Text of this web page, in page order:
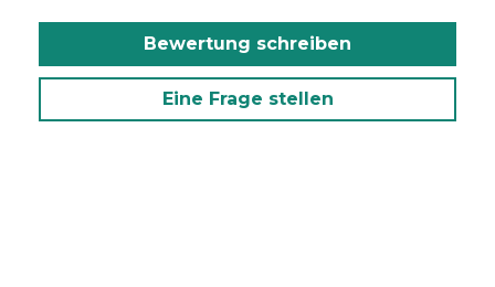
Bewertung schreiben
Eine Frage stellen